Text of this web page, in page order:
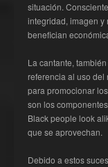
situación.
integridad, imagen y
benefician
La cantante,
referencia al uso del
para promocionar
son los
Black people look
que se aprovechan.
Debido a estos